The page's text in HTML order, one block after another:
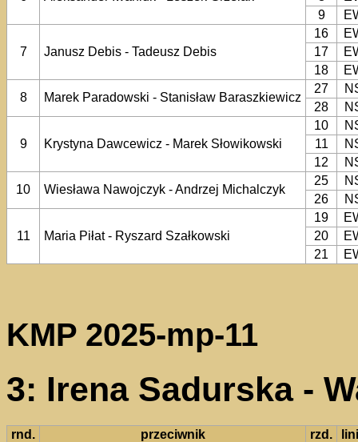
9
7 Janusz Debis - Tadeusz Debis
16
17
18
8
Marek Paradowski - Stanisław Baraszkiewicz
27
28
9 Krystyna Dawcewicz - Marek Słowikowski
10
11
12
10
Wiesława Nawojczyk - Andrzej Michalczyk
25
26
11 Maria Piłat - Ryszard Szałkowski
19
20
21
KMP 2025-mp-11
3: Irena Sadurska -
rnd. przeciwnik rzd.